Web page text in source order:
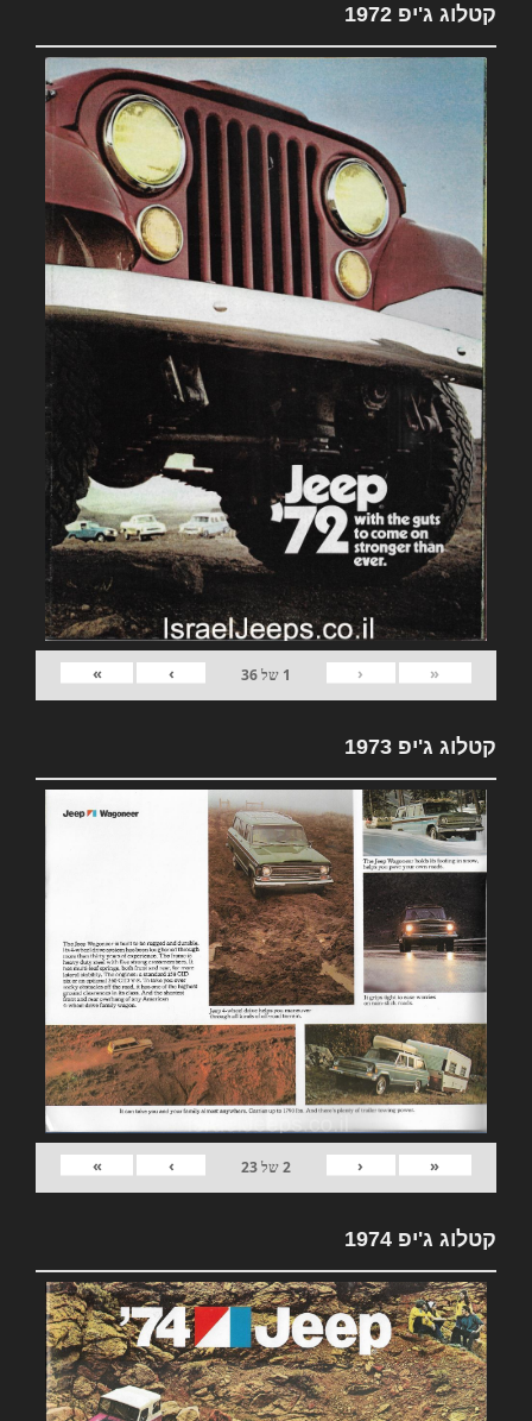
קטלוג ג'יפ 1972
«
‹
1 של36
›
»
קטלוג ג'יפ 1973
«
‹
2של23
›
»
קטלוג ג'יפ 1974